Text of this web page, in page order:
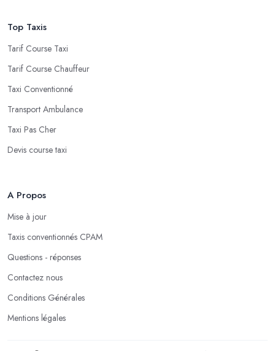
Top Taxis
Tarif Course Taxi
Tarif Course Chauffeur
Taxi Conventionné
Transport Ambulance
Taxi Pas Cher
Devis course taxi
A Propos
Mise à jour
Taxis conventionnés CPAM
Questions - réponses
Contactez nous
Conditions Générales
Mentions légales